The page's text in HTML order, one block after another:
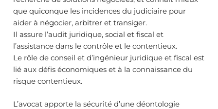
que quiconque les incidences du judiciaire pour
aider à négocier, arbitrer et transiger.
Il assure l’audit juridique, social et fiscal et
l’assistance dans le contrôle et le contentieux.
Le rôle de conseil et d’ingénieur juridique et fiscal est
lié aux défis économiques et à la connaissance du
risque contentieux.
L’avocat apporte la sécurité d’une déontologie